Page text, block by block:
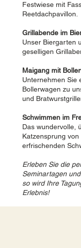
Festwiese mit
Reetdachpavillon.
Grillabende im
Unser Biergarten
geselligen
Maigang mit
Unternehmen Sie
Bollerwagen zu
und
Schwimmen im
Das wundervolle,
Katzensprung
erfrischenden
Erleben Sie die
Seminartagen
so wird Ihre
Erlebnis!